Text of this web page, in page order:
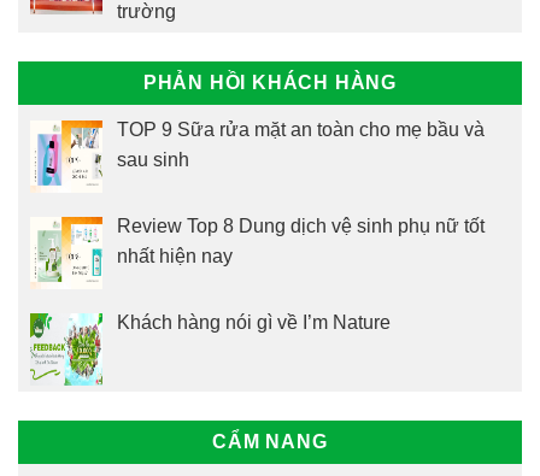
trường
PHẢN HỒI KHÁCH HÀNG
TOP 9 Sữa rửa mặt an toàn cho mẹ bầu và
sau sinh
Review Top 8 Dung dịch vệ sinh phụ nữ tốt
nhất hiện nay
Khách hàng nói gì về I’m Nature
CẨM NANG